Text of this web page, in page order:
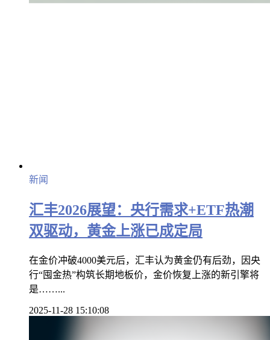
新闻
汇丰2026展望：央行需求+ETF热潮
双驱动，黄金上涨已成定局
在金价冲破4000美元后，汇丰认为黄金仍有后劲，因央
行“囤金热”构筑长期地板价，金价恢复上涨的新引擎将
是……...
2025-11-28 15:10:08